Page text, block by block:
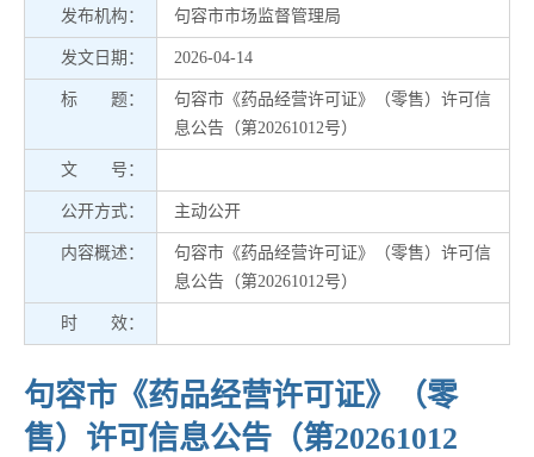
发布机构： 句容市市场监督管理局
发文日期： 2026-04-14
标 题：
句容市《药品经营许可证》（零售）许可信
息公告（第20261012号）
文 号：
公开方式： 主动公开
内容概述：
句容市《药品经营许可证》（零售）许可信
息公告（第20261012号）
时 效：
句容市《药品经营许可证》（零
售）许可信息公告（第20261012